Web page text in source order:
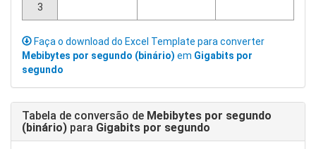
3
Faça o download do Excel Template para converter
Mebibytes por segundo (binário) em Gigabits por
segundo
Tabela de conversão de Mebibytes por segundo
(binário) para Gigabits por segundo